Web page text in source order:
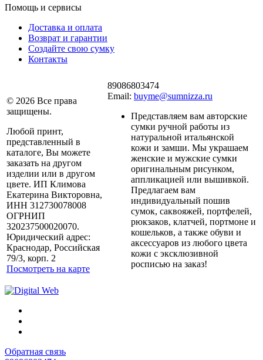
Помощь и сервисы
Доставка и оплата
Возврат и гарантии
Создайте свою сумку
Контакты
© 2026 Все права
защищены.
Любой принт,
представленный в
каталоге, Вы можете
заказать на другом
изделии или в другом
цвете. ИП Климова
Екатерина Викторовна,
ИНН 312730078008
ОГРНИП
320237500020070.
Юридический адрес:
Краснодар, Российская
79/3, корп. 2
Посмотреть на карте
89086803474
Email: buyme@sumnizza.ru
Представляем вам авторские
сумки ручной работы из
натуральной итальянской
кожи и замши. Мы украшаем
женские и мужские сумки
оригинальным рисунком,
аппликацией или вышивкой.
Предлагаем вам
индивидуальный пошив
сумок, саквояжей, портфелей,
рюкзаков, клатчей, портмоне и
кошельков, а также обуви и
аксессуаров из любого цвета
кожи с эксклюзивной
росписью на заказ!
Обратная связь